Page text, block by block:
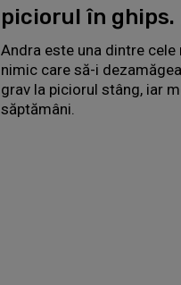
piciorul în ghips.
Andra este una dintre
nimic care să-i
grav la piciorul stâng, iar
săptămâni.